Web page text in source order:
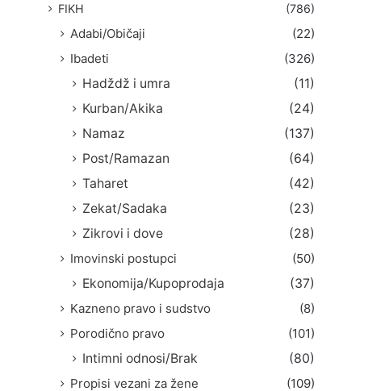
FIKH (786)
Adabi/Običaji
(22)
Ibadeti
(326)
Hadždž i umra
(11)
Kurban/Akika
(24)
Namaz
(137)
Post/Ramazan
(64)
Taharet
(42)
Zekat/Sadaka
(23)
Zikrovi i dove
(28)
Imovinski postupci
(50)
Ekonomija/Kupoprodaja
(37)
Kazneno pravo i sudstvo
(8)
Porodično pravo
(101)
Intimni odnosi/Brak
(80)
Propisi vezani za žene
(109)